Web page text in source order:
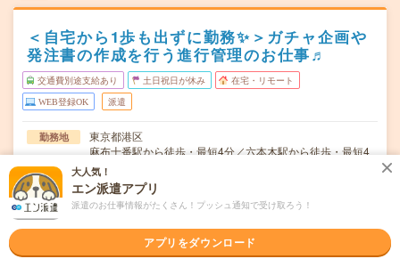
＜自宅から1歩も出ずに勤務✨＞ガチャ企画や
発注書の作成を行う進行管理のお仕事♬
交通費別途支給あり 土日祝日が休み 在宅・リモート
WEB登録OK 派遣
勤務地
東京都港区
麻布十番駅から徒歩・最短4分／六本木駅から徒歩・最短4
分
曜日頻度
月～金 ＊完全テレワークOK！入社1～2週間で業務習得
後、基本テレワーク。#週3日以上在宅※業務などで出社を
時間 09:30～18:30（休憩1時間／実働8時間）
大人気！
エン派遣アプリ
派遣のお仕事情報がたくさん！プッシュ通知で受け取ろう！
アプリをダウンロード